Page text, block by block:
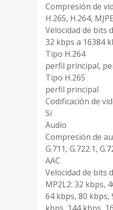
Compresión de
H.265, H.264,
Velocidad de bits
32 kbps a 16384
Tipo H.264
perfil principal,
Tipo H.265
perfil principal
Codificación de
Sí
Audio
Compresión de
G.711, G.722.1,
AAC
Velocidad de bits
MP2L2: 32 kbps,
64 kbps, 80 kbps,
kbps, 144 kbps,